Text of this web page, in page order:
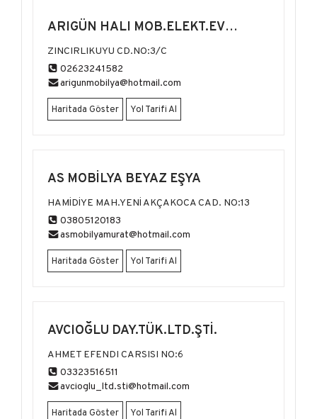
ARIGÜN HALI MOB.ELEKT.EV
ALETLERİ
ZINCIRLIKUYU CD.NO:3/C
02623241582
arigunmobilya@hotmail.com
Haritada Göster Yol Tarifi Al
AS MOBİLYA BEYAZ EŞYA
HAMİDİYE MAH.YENİ AKÇAKOCA CAD. NO:13
03805120183
asmobilyamurat@hotmail.com
Haritada Göster Yol Tarifi Al
AVCIOĞLU DAY.TÜK.LTD.ŞTİ.
AHMET EFENDI CARSISI NO:6
03323516511
avcioglu_ltd.sti@hotmail.com
Haritada Göster Yol Tarifi Al